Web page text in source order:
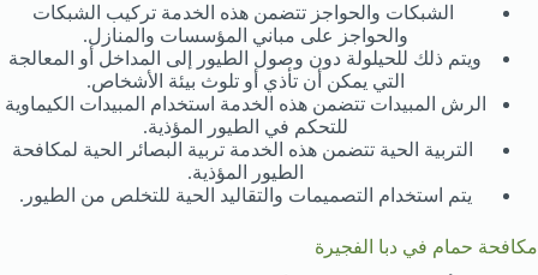
الشبكات والحواجز تتضمن هذه الخدمة تركيب الشبكات
والحواجز على مباني المؤسسات والمنازل.
ويتم ذلك للحيلولة دون وصول الطيور إلى المداخل أو المعالجة
التي يمكن أن تأذي أو تلوث بيئة الأشخاص.
الرش المبيدات تتضمن هذه الخدمة استخدام المبيدات الكيماوية
للتحكم في الطيور المؤذية.
التربية الحية تتضمن هذه الخدمة تربية البصائر الحية لمكافحة
الطيور المؤذية.
يتم استخدام التصميمات والتقاليد الحية للتخلص من الطيور.
مكافحة حمام في دبا الفجيرة